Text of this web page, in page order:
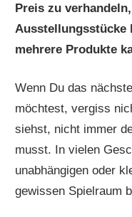
Preis zu
Ausstellungsstücke
mehrere Produkte
Wenn Du das
möchtest, vergiss
siehst, nicht immer
musst. In vielen
unabhängigen oder
gewissen Spielraum